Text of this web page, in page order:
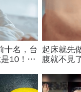
十名，台
10！亞
孕藥？
起床就先
腹就不見